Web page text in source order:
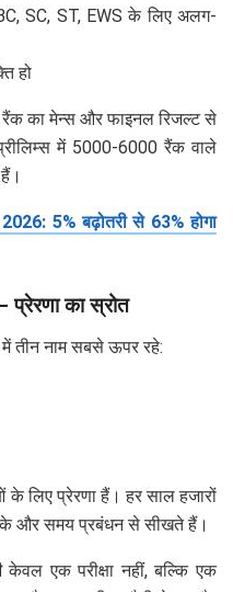
SC, ST, EWS के लिए अलग-
हो
रैंक का मेन्स और फाइनल रिजल्ट से
में 5000-6000 रैंक वाले
5% बढ़ोतरी से 63% होगा
प्रेरणा का स्रोत
तीन नाम सबसे ऊपर रहे:
के लिए प्रेरणा हैं। हर साल हजारों
और समय प्रबंधन से सीखते हैं।
केवल एक परीक्षा नहीं, बल्कि एक